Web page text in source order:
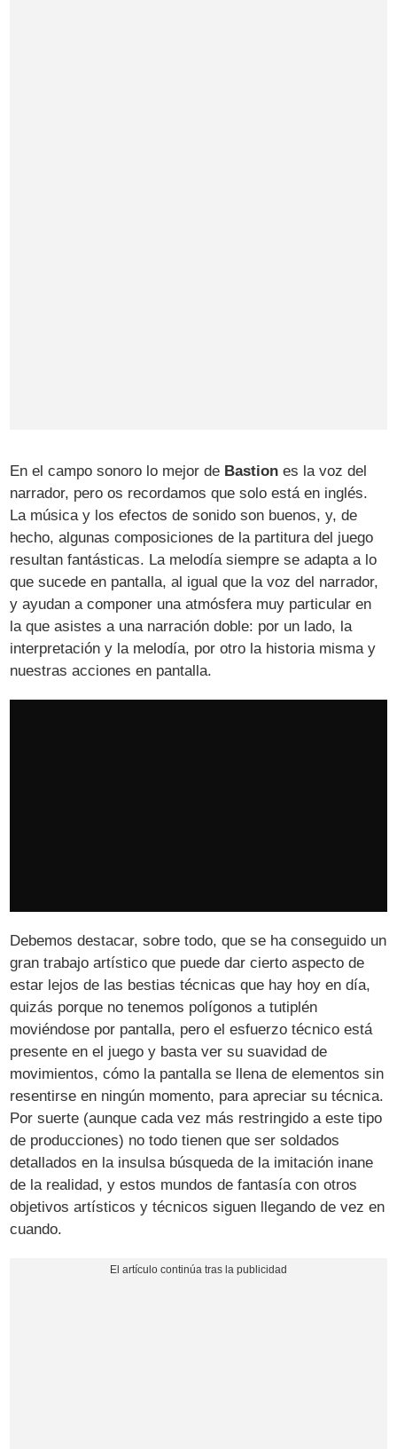
En el campo sonoro lo mejor de Bastion es la voz del
narrador, pero os recordamos que solo está en inglés.
La música y los efectos de sonido son buenos, y, de
hecho, algunas composiciones de la partitura del juego
resultan fantásticas. La melodía siempre se adapta a lo
que sucede en pantalla, al igual que la voz del narrador,
y ayudan a componer una atmósfera muy particular en
la que asistes a una narración doble: por un lado, la
interpretación y la melodía, por otro la historia misma y
nuestras acciones en pantalla.
Debemos destacar, sobre todo, que se ha conseguido un
gran trabajo artístico que puede dar cierto aspecto de
estar lejos de las bestias técnicas que hay hoy en día,
quizás porque no tenemos polígonos a tutiplén
moviéndose por pantalla, pero el esfuerzo técnico está
presente en el juego y basta ver su suavidad de
movimientos, cómo la pantalla se llena de elementos sin
resentirse en ningún momento, para apreciar su técnica.
Por suerte (aunque cada vez más restringido a este tipo
de producciones) no todo tienen que ser soldados
detallados en la insulsa búsqueda de la imitación inane
de la realidad, y estos mundos de fantasía con otros
objetivos artísticos y técnicos siguen llegando de vez en
cuando.